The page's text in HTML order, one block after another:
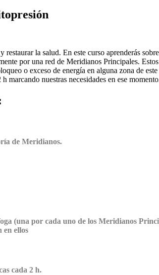
la salud. En este curso aprenderás
por una red de Meridianos Principales. Estos
o exceso de energía en alguna zona de
nuestras necesidades en ese
de Meridianos.
(una por cada uno de los Meridianos
en ellos
cada 2 h.